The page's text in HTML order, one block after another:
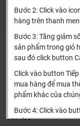
Bước 2: Click vào
hàng trên thanh
Bước 3: Tăng giảm
sản phẩm trong giỏ
sau đó click button
Click vào button
mua hàng để mua
phẩm khác của
Bước 4: Click vào
Tiến hành thanh
HCM và các tỉnh
đặt hàng
0904501766
Thông tin
Tìm đại lý & Hợp tác
Tin tức